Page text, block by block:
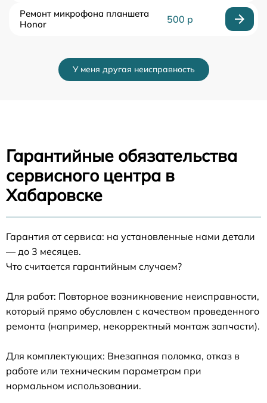
Ремонт микрофона планшета
Honor
500 р
У меня другая неисправность
Гарантийные обязательства
сервисного центра в
Хабаровске
Гарантия от сервиса: на установленные нами детали
— до 3 месяцев.
Что считается гарантийным случаем?
Для работ: Повторное возникновение неисправности,
который прямо обусловлен с качеством проведенного
ремонта (например, некорректный монтаж запчасти).
Для комплектующих: Внезапная поломка, отказ в
работе или техническим параметрам при
нормальном использовании.